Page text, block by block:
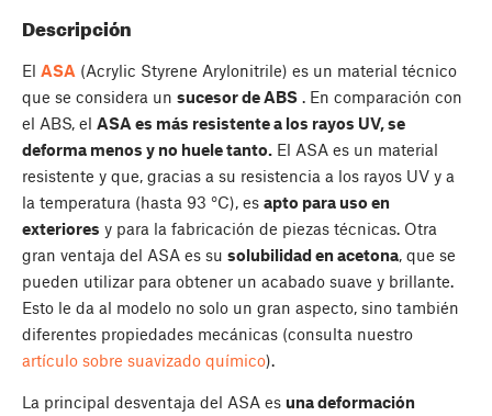
Descripción
El ASA (Acrylic Styrene Arylonitrile) es un material técnico
que se considera un sucesor de ABS . En comparación con
el ABS, el ASA es más resistente a los rayos UV, se
deforma menos y no huele tanto. El ASA es un material
resistente y que, gracias a su resistencia a los rayos UV y a
la temperatura (hasta 93 °C), es apto para uso en
exteriores y para la fabricación de piezas técnicas. Otra
gran ventaja del ASA es su solubilidad en acetona, que se
pueden utilizar para obtener un acabado suave y brillante.
Esto le da al modelo no solo un gran aspecto, sino también
diferentes propiedades mecánicas (consulta nuestro
artículo sobre suavizado químico).
La principal desventaja del ASA es una deformación